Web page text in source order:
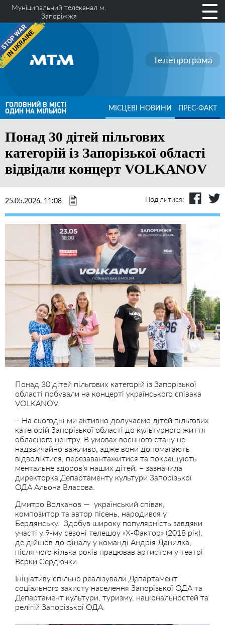
Муніципальний телеканал м.
Запоріжжя
Телепрограма
ГОЛОВНИЙ В МІСТІ
ОДИН НА МІЛЬЙОН МІСЦЕВІ НОВИНИ ПРЕС-ФАКТ
Понад 30 дітей пільгових
категорій із Запорізької області
відвідали концерт VOLKANOV
25.05.2026, 11:08 Поділитися:
Понад 30 дітей пільгових категорій із Запорізької
області побували на концерті українського співака
VOLKANOV.
– На сьогодні ми активно долучаємо дітей пільгових
категорій Запорізької області до культурного життя
обласного центру. В умовах воєнного стану це
надзвичайно важливо, адже вони допомагають
відволіктися, перезавантажитися та покращують
ментальне здоров’я наших дітей, – зазначила
директорка Департаменту культури Запорізької
ОДА Альона Власова.
Дмитро Волканов — український співак,
композитор та автор пісень, народився у
Бердянську. Здобув широку популярність завдяки
участі у 9-му сезоні телешоу «Х-Фактор» (2018 рік),
де дійшов до фіналу у команді Андрія Данилка,
після чого кілька років працював артистом у театрі
Вєрки Сердючки.
Ініціативу спільно реалізували Департамент
соціального захисту населення Запорізької ОДА та
Департамент культури, туризму, національностей та
релігій Запорізької ОДА.